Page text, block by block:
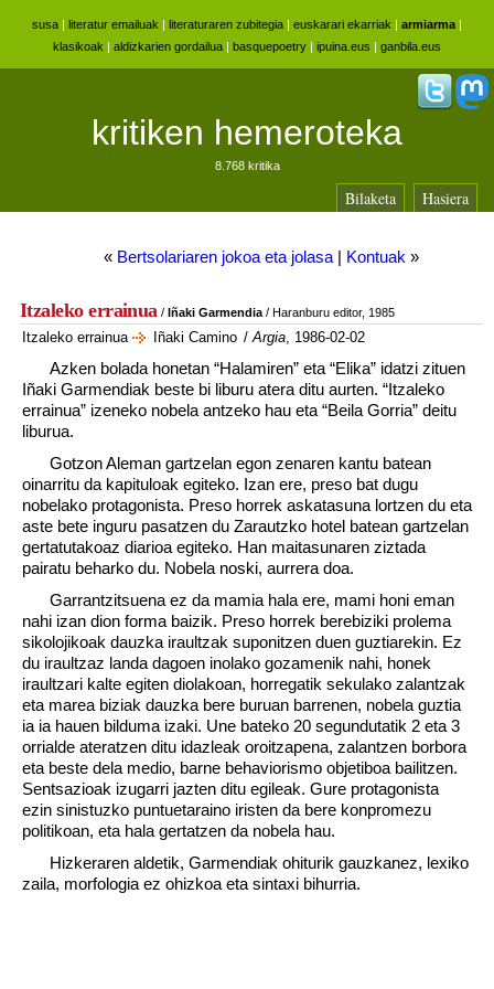
susa | literatur emailuak | literaturaren zubitegia | euskarari ekarriak | armiarma |
klasikoak | aldizkarien gordailua | basquepoetry | ipuina.eus | ganbila.eus
kritiken hemeroteka
8.768 kritika
Bilaketa Hasiera
« Bertsolariaren jokoa eta jolasa| Kontuak »
Itzaleko errainua/ Iñaki Garmendia/ Haranburu editor, 1985
Itzaleko errainua Iñaki Camino /Argia, 1986-02-02
Azken bolada honetan “Halamiren” eta “Elika” idatzi zituen
Iñaki Garmendiak beste bi liburu atera ditu aurten. “Itzaleko
errainua” izeneko nobela antzeko hau eta “Beila Gorria” deitu
liburua.
Gotzon Aleman gartzelan egon zenaren kantu batean
oinarritu da kapituloak egiteko. Izan ere, preso bat dugu
nobelako protagonista. Preso horrek askatasuna lortzen du eta
aste bete inguru pasatzen du Zarautzko hotel batean gartzelan
gertatutakoaz diarioa egiteko. Han maitasunaren ziztada
pairatu beharko du. Nobela noski, aurrera doa.
Garrantzitsuena ez da mamia hala ere, mami honi eman
nahi izan dion forma baizik. Preso horrek berebiziki prolema
sikolojikoak dauzka iraultzak suponitzen duen guztiarekin. Ez
du iraultzaz landa dagoen inolako gozamenik nahi, honek
iraultzari kalte egiten diolakoan, horregatik sekulako zalantzak
eta marea biziak dauzka bere buruan barrenen, nobela guztia
ia ia hauen bilduma izaki. Une bateko 20 segundutatik 2 eta 3
orrialde ateratzen ditu idazleak oroitzapena, zalantzen borbora
eta beste dela medio, barne behaviorismo objetiboa bailitzen.
Sentsazioak izugarri jazten ditu egileak. Gure protagonista
ezin sinistuzko puntuetaraino iristen da bere konpromezu
politikoan, eta hala gertatzen da nobela hau.
Hizkeraren aldetik, Garmendiak ohiturik gauzkanez, lexiko
zaila, morfologia ez ohizkoa eta sintaxi bihurria.